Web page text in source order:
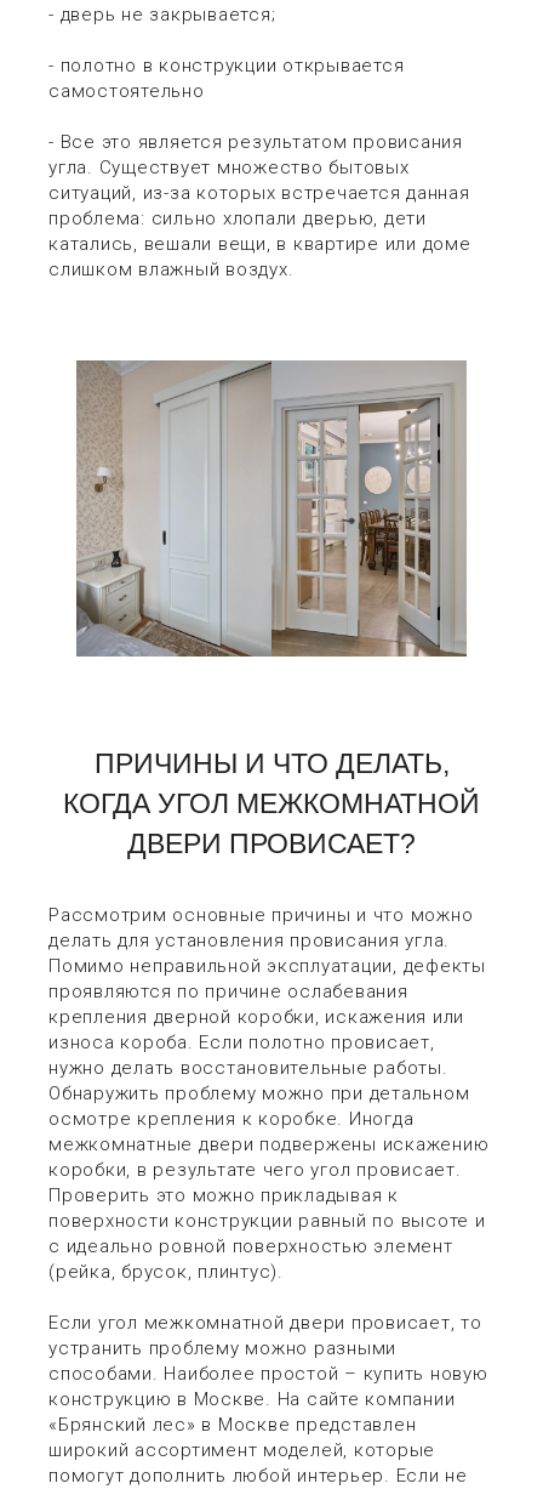
- дверь не закрывается;
- полотно в конструкции открывается
самостоятельно
- Все это является результатом провисания
угла. Существует множество бытовых
ситуаций, из-за которых встречается данная
проблема: сильно хлопали дверью, дети
катались, вешали вещи, в квартире или доме
слишком влажный воздух.
ПРИЧИНЫ И ЧТО ДЕЛАТЬ,
КОГДА УГОЛ МЕЖКОМНАТНОЙ
ДВЕРИ ПРОВИСАЕТ?
Рассмотрим основные причины и что можно
делать для установления провисания угла.
Помимо неправильной эксплуатации, дефекты
проявляются по причине ослабевания
крепления дверной коробки, искажения или
износа короба. Если полотно провисает,
нужно делать восстановительные работы.
Обнаружить проблему можно при детальном
осмотре крепления к коробке. Иногда
межкомнатные двери подвержены искажению
коробки, в результате чего угол провисает.
Проверить это можно прикладывая к
поверхности конструкции равный по высоте и
с идеально ровной поверхностью элемент
(рейка, брусок, плинтус).
Если угол межкомнатной двери провисает, то
устранить проблему можно разными
способами. Наиболее простой – купить новую
конструкцию в Москве. На сайте компании
«Брянский лес» в Москве представлен
широкий ассортимент моделей, которые
помогут дополнить любой интерьер. Если не